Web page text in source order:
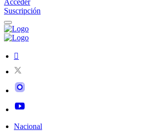
Acceder
Suscripción
Nacional